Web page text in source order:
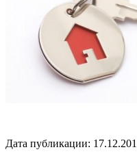
Дата публикации: